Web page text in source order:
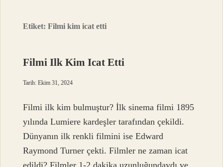
Etiket:Filmi kim icat etti
Filmi Ilk Kim Icat Etti
Tarih: Ekim 31, 2024
Filmi ilk kim bulmuştur? İlk sinema filmi 1895
yılında Lumiere kardeşler tarafından çekildi.
Dünyanın ilk renkli filmini ise Edward
Raymond Turner çekti. Filmler ne zaman icat